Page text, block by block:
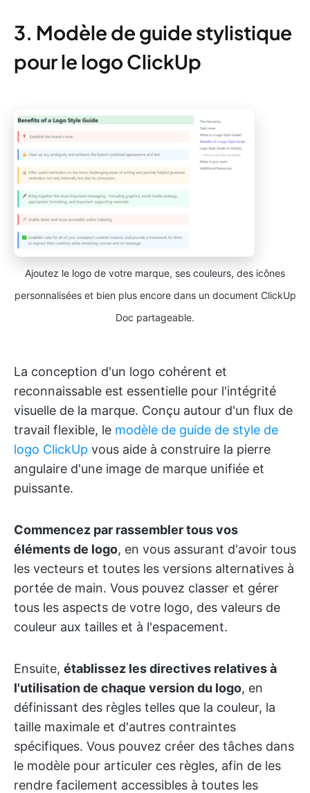
3. Modèle de guide stylistique
pour le logo ClickUp
Ajoutez le logo de votre marque, ses couleurs, des icônes
personnalisées et bien plus encore dans un document ClickUp
Doc partageable.
La conception d'un logo cohérent et
reconnaissable est essentielle pour l'intégrité
visuelle de la marque. Conçu autour d'un flux de
travail flexible, le modèle de guide de style de
logo ClickUp vous aide à construire la pierre
angulaire d'une image de marque unifiée et
puissante.
Commencez par rassembler tous vos
éléments de logo, en vous assurant d'avoir tous
les vecteurs et toutes les versions alternatives à
portée de main. Vous pouvez classer et gérer
tous les aspects de votre logo, des valeurs de
couleur aux tailles et à l'espacement.
Ensuite, établissez les directives relatives à
l'utilisation de chaque version du logo, en
définissant des règles telles que la couleur, la
taille maximale et d'autres contraintes
spécifiques. Vous pouvez créer des tâches dans
le modèle pour articuler ces règles, afin de les
rendre facilement accessibles à toutes les